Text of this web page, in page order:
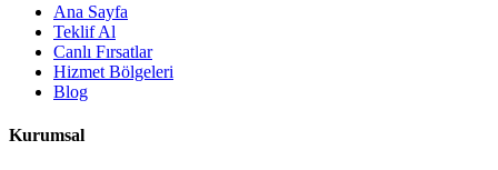
Ana Sayfa
Teklif Al
Canlı Fırsatlar
Hizmet Bölgeleri
Blog
Kurumsal